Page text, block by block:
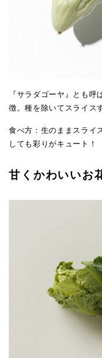
『サラダゴーヤ』とも
徴。種を除いてスライス
食べ方：生のままスライ
しても彩りがキュート！
甘くかわいいお